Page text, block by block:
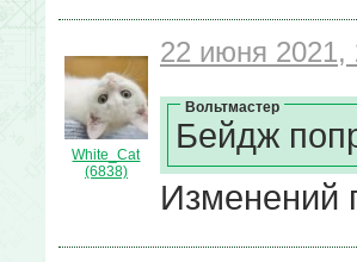
White_Cat
(6838)
22 июня 2021,
Вольтмастер
Бейдж
Изменений